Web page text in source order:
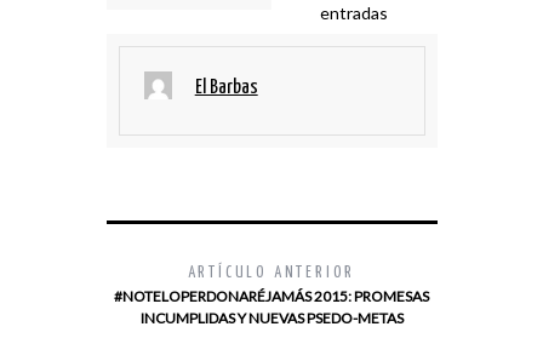
entradas
El Barbas
ARTÍCULO ANTERIOR
#NOTELOPERDONARÉJAMÁS 2015: PROMESAS
INCUMPLIDAS Y NUEVAS PSEDO-METAS